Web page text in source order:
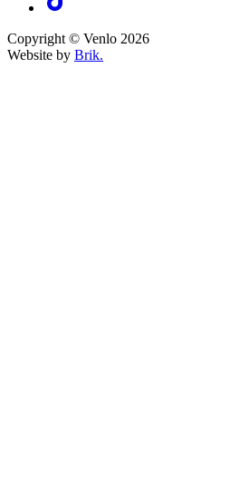
Copyright © Venlo 2026
Website by Brik.